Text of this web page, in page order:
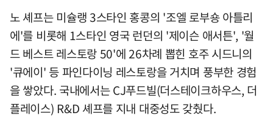
노 셰프는 미슐랭 3스타인 홍콩의 '조엘 로부숑 아틀리
에'를 비롯해 1스타인 영국 런던의 '제이슨 애서튼', '월
드 베스트 레스토랑 50'에 26차례 뽑힌 호주 시드니의
'큐에이' 등 파인다이닝 레스토랑을 거치며 풍부한 경험
을 쌓았다. 국내에서는 CJ푸드빌(더스테이크하우스, 더
플레이스) R&D 셰프를 지내 대중성도 갖췄다.